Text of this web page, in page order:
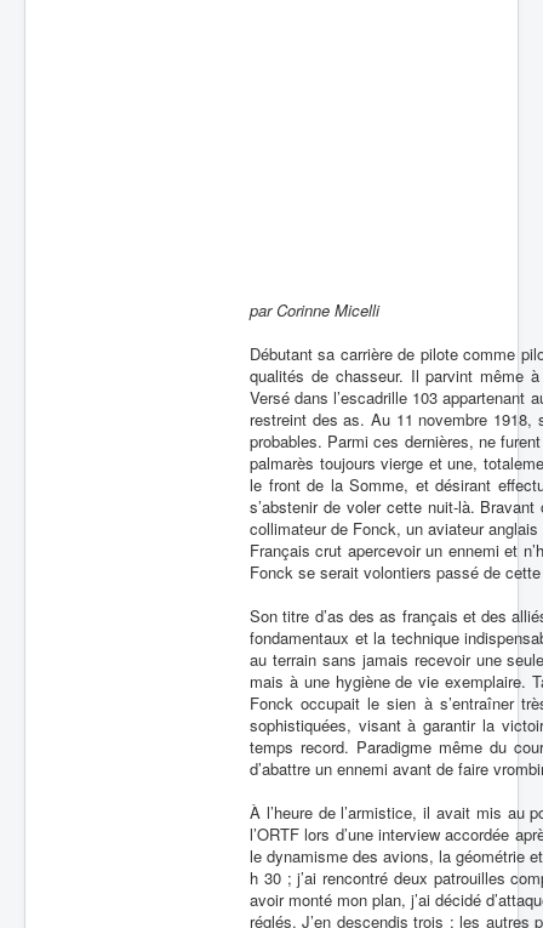
par Corinne Micelli
Débutant sa carrière de pilote comme
qualités de chasseur. Il parvint même
Versé dans l’escadrille 103 appartenant
restreint des as. Au 11 novembre 1918,
probables. Parmi ces dernières, ne
palmarès toujours vierge et une,
le front de la Somme, et désirant
s’abstenir de voler cette nuit-là.
collimateur de Fonck, un aviateur
Français crut apercevoir un ennemi et
Fonck se serait volontiers passé de
Son titre d’as des as français et des
fondamentaux et la technique
au terrain sans jamais recevoir une
mais à une hygiène de vie exemplaire.
Fonck occupait le sien à s’entraîner
sophistiquées, visant à garantir la
temps record. Paradigme même du
d’abattre un ennemi avant de faire
À l’heure de l’armistice, il avait mis au
l’ORTF lors d’une interview accordée
le dynamisme des avions, la géométrie
h 30 ; j’ai rencontré deux patrouilles
avoir monté mon plan, j’ai décidé
réglés. J’en descendis trois ; les autres